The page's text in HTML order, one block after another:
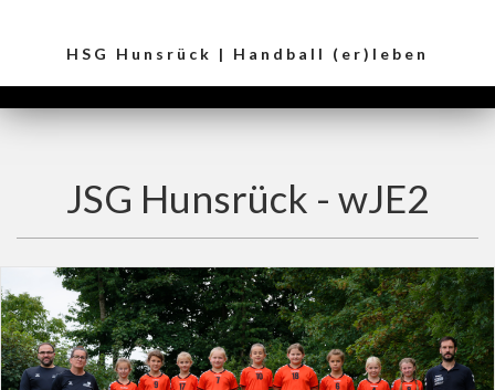
HSG Hunsrück | Handball (er)leben
JSG Hunsrück - wJE2